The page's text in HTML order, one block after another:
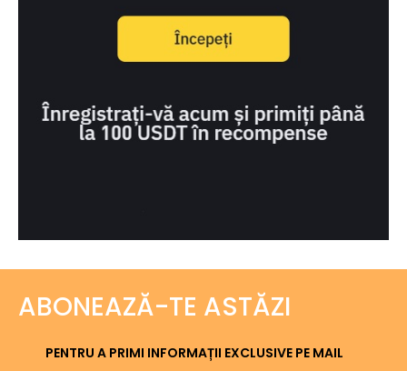
ABONEAZĂ-TE ASTĂZI
PENTRU A PRIMI INFORMAȚII EXCLUSIVE PE MAIL